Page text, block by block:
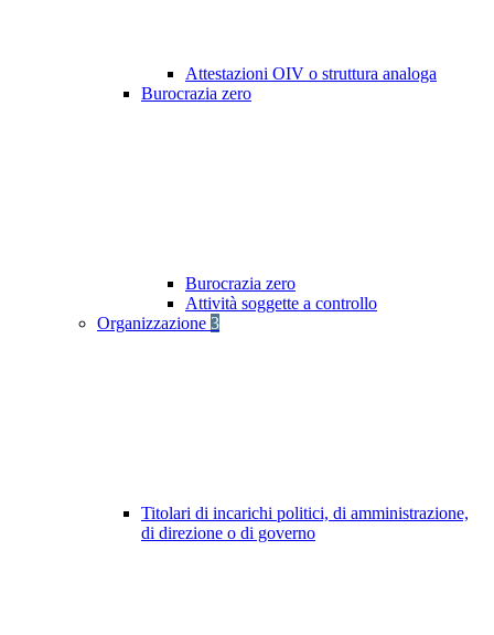
Attestazioni OIV o struttura analoga
Burocrazia zero
Burocrazia zero
Attività soggette a controllo
Organizzazione 3
Titolari di incarichi politici, di amministrazione,
di direzione o di governo